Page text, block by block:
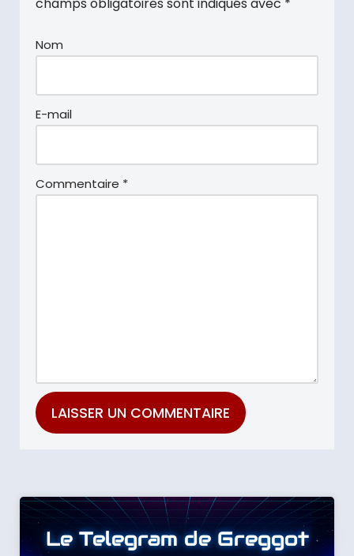
Nom
E-mail
Commentaire *
Le Telegram de Greggot